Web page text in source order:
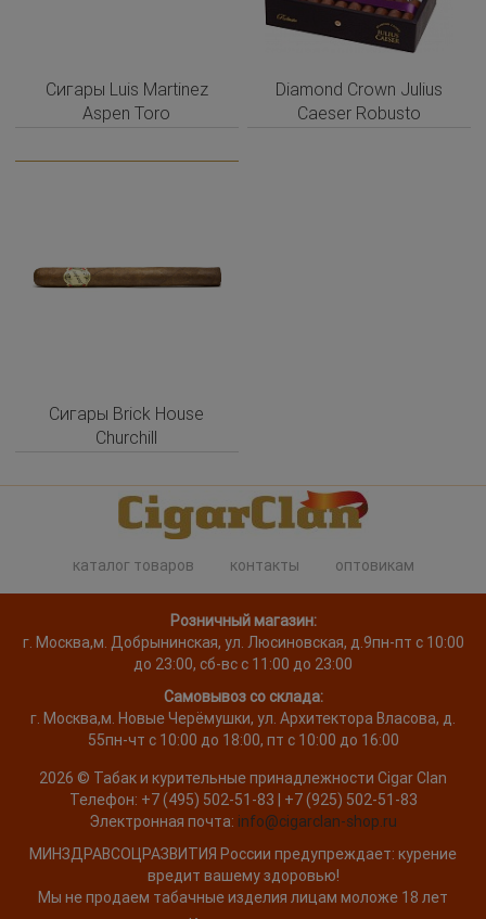
Сигары Luis Martinez
Aspen Toro
Diamond Crown Julius
Caeser Robusto
Сигары Brick House
Churchill
каталог товаров контакты оптовикам
Розничный магазин:
г. Москва,м. Добрынинская, ул. Люсиновская, д.9пн-пт с 10:00
до 23:00, сб-вс с 11:00 до 23:00
Самовывоз со склада:
г. Москва,м. Новые Черёмушки, ул. Архитектора Власова, д.
55пн-чт с 10:00 до 18:00, пт с 10:00 до 16:00
2026 © Табак и курительные принадлежности Cigar Clan
Телефон: +7 (495) 502-51-83 | +7 (925) 502-51-83
Электронная почта: info@cigarclan-shop.ru
МИНЗДРАВСОЦРАЗВИТИЯ России предупреждает: курение
вредит вашему здоровью!
Мы не продаем табачные изделия лицам моложе 18 лет